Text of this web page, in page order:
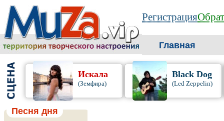
Регистрация
Главная
Искала
(Земфира)
Black Dog
(Led Zeppelin)
Песня дня